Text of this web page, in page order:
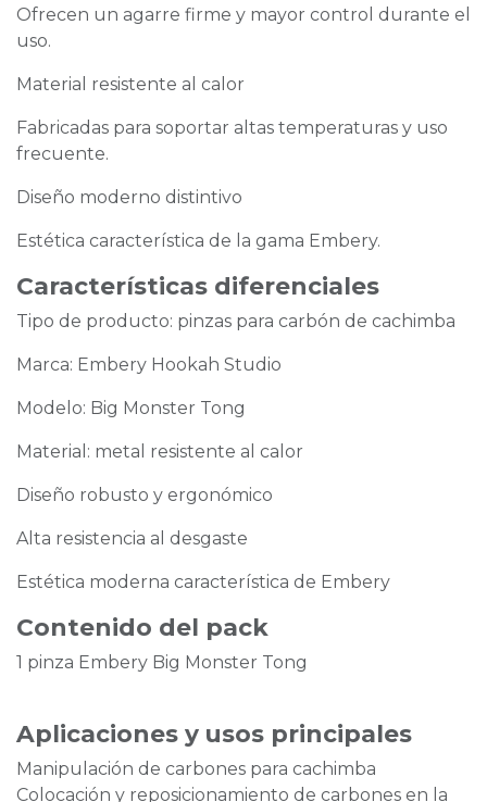
Ofrecen un agarre firme y mayor control durante el
uso.
Material resistente al calor
Fabricadas para soportar altas temperaturas y uso
frecuente.
Diseño moderno distintivo
Estética característica de la gama Embery.
Características diferenciales
Tipo de producto: pinzas para carbón de cachimba
Marca: Embery Hookah Studio
Modelo: Big Monster Tong
Material: metal resistente al calor
Diseño robusto y ergonómico
Alta resistencia al desgaste
Estética moderna característica de Embery
Contenido del pack
1 pinza Embery Big Monster Tong
Aplicaciones y usos principales
Manipulación de carbones para cachimba
Colocación y reposicionamiento de carbones en la